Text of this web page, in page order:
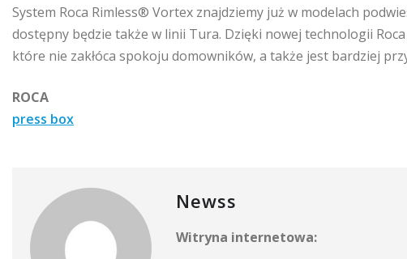
System Roca Rimless® Vortex znajdziemy już w modelach
dostępny będzie także w linii Tura. Dzięki nowej technologii
które nie zakłóca spokoju domowników, a także jest bardziej
ROCA
press box
Newss
Witryna internetowa: